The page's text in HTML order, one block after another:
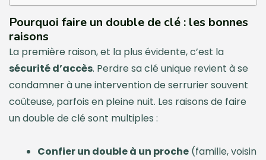
Pourquoi faire un double de clé : les bonnes
raisons
La première raison, et la plus évidente, c’est la
sécurité d’accès. Perdre sa clé unique revient à se
condamner à une intervention de serrurier souvent
coûteuse, parfois en pleine nuit. Les raisons de faire
un double de clé sont multiples :
Confier un double à un proche (famille, voisin